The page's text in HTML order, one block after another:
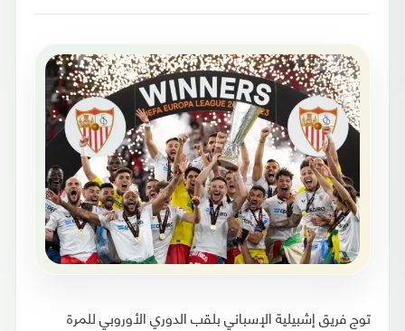
توج فريق إشبيلية الإسباني بلقب الدوري الأوروبي للمرة